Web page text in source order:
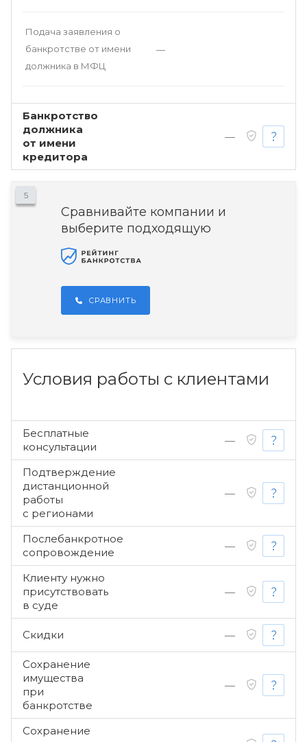
Подача заявления о
банкротстве от имени
должника в МФЦ
—
Банкротство
должника
от имени
кредитора
—
5
Сравнивайте компании и
выберите подходящую
СРАВНИТЬ
Условия работы с клиентами
Бесплатные
консультации
—
Подтверждение
дистанционной
работы
с регионами
—
Послебанкротное
сопровождение
—
Клиенту нужно
присутствовать
в суде
—
Скидки —
Сохранение
имущества
при
банкротстве
—
Сохранение